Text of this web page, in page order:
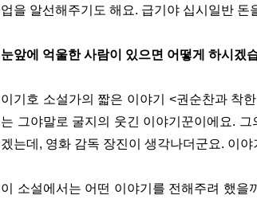
업을 알선해주기도 해요. 급기야 십시일반
눈앞에 억울한 사람이 있으면 어떻게 하시겠
이기호 소설가의 짧은 이야기 <권순찬과 착
는 그야말로 굴지의 웃긴 이야기꾼이에요.
겠는데, 영화 감독 장진이 생각나더군요. 이
이 소설에서는 어떤 이야기를 전해주려 했을